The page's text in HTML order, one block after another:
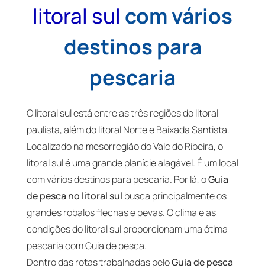
litoral sul com vários
destinos para
pescaria
O litoral sul está entre as três regiões do litoral
paulista, além do litoral Norte e Baixada Santista.
Localizado na mesorregião do Vale do Ribeira, o
litoral sul é uma grande planície alagável. É um local
com vários destinos para pescaria. Por lá, oGuia
de pesca no litoral sul busca principalmente os
grandes robalos flechas e pevas. O clima e as
condições do litoral sul proporcionam uma ótima
pescaria com Guia de pesca.
Dentro das rotas trabalhadas peloGuia de pesca